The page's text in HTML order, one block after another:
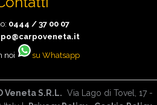
0444 / 37 00 07
noi su Whatsapp
Veneta S.R.L. Via Lago di Tovel, 17 -